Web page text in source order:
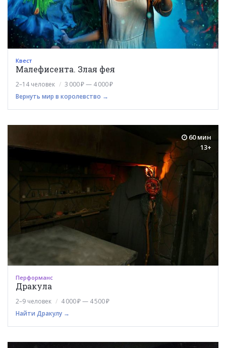
Квест
Малефисента. Злая фея
2–14 человек
3 000 ₽ — 4 000 ₽
Вернуть мир в королевство →
60 мин
13+
Перформанс
Дракула
2–9 человек
4 000 ₽ — 4 500 ₽
Найти Дракулу →